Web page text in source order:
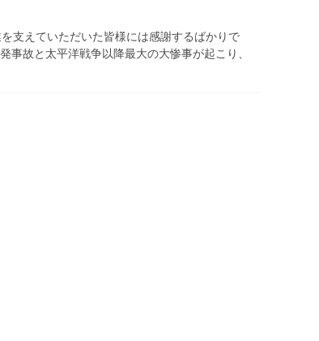
支えていただいた皆様には感謝するばかりで
故と太平洋戦争以降最大の大惨事が起こり、